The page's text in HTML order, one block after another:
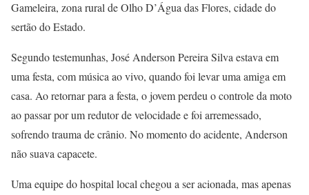
Gameleira, zona rural de Olho D’Água das Flores, cidade do
sertão do Estado.
Segundo testemunhas, José Anderson Pereira Silva estava em
uma festa, com música ao vivo, quando foi levar uma amiga em
casa. Ao retornar para a festa, o jovem perdeu o controle da moto
ao passar por um redutor de velocidade e foi arremessado,
sofrendo trauma de crânio. No momento do acidente, Anderson
não suava capacete.
Uma equipe do hospital local chegou a ser acionada, mas apenas